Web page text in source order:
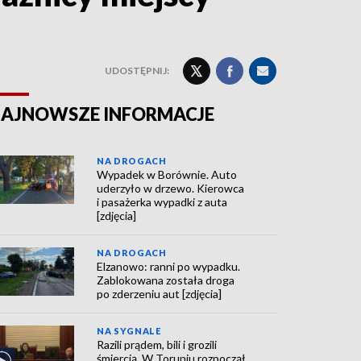
UDOSTĘPNIJ:
INFORMACJE
NA DROGACH
Wypadek w Borównie. Auto
uderzyło w drzewo. Kierowca
i pasażerka wypadki z auta
[zdjęcia]
NA DROGACH
Elzanowo: ranni po wypadku.
Zablokowana została droga
po zderzeniu aut [zdjęcia]
NA SYGNALE
Razili prądem, bili i grozili
śmiercią. W Toruniu rozpoczął